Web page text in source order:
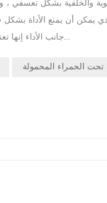
جانب الأداء إنها تعتمد تقنية متقدمة حاصلة على براءة اختراع ونظام مساعد جديد لاكتس...
تحت الحمراء المحمولة